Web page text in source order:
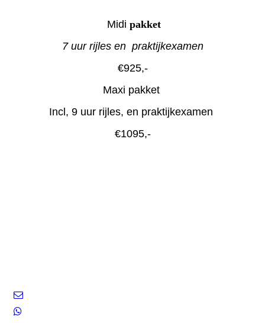
Midi pakket
7 uur rijles en praktijkexamen
€925,-
Maxi pakket
Incl, 9 uur rijles, en praktijkexamen
€1095,-